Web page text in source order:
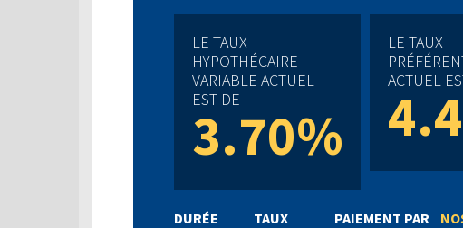
LE TAUX
HYPOTHÉCAIRE
VARIABLE ACTUEL
EST DE
3.70%
LE TAUX
ACTUEL
DURÉE
TAUX
PAIEMENT PAR